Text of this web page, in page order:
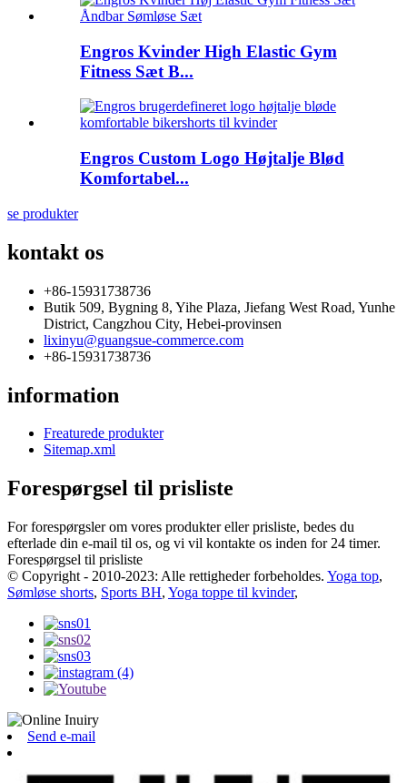
Engros Kvinder High Elastic Gym
Fitness Sæt B...
Engros Custom Logo Højtalje Blød
Komfortabel...
se produkter
kontakt os
+86-15931738736
Butik 509, Bygning 8, Yihe Plaza, Jiefang West Road, Yunhe
District, Cangzhou City, Hebei-provinsen
lixinyu@guangsue-commerce.com
+86-15931738736
information
Freaturede produkter
Sitemap.xml
Forespørgsel til prisliste
For forespørgsler om vores produkter eller prisliste, bedes du
efterlade din e-mail til os, og vi vil kontakte os inden for 24 timer.
Forespørgsel til prisliste
© Copyright - 2010-2023: Alle rettigheder forbeholdes. Yoga top,
Sømløse shorts, Sports BH, Yoga toppe til kvinder,
Send e-mail